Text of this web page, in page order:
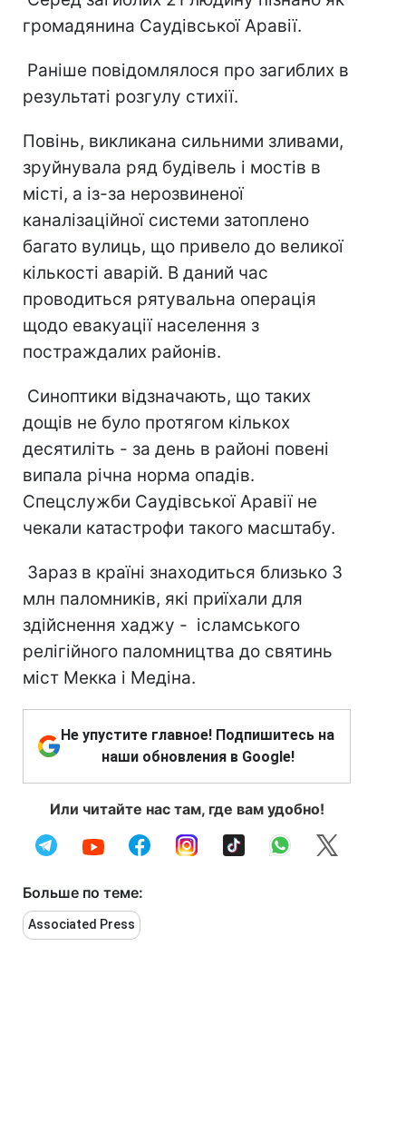
громадянина Саудівської Аравії.
Раніше повідомлялося про загиблих в
результаті розгулу стихії.
Повінь, викликана сильними зливами,
зруйнувала ряд будівель і мостів в
місті, а із-за нерозвиненої
каналізаційної системи затоплено
багато вулиць, що привело до великої
кількості аварій. В даний час
проводиться рятувальна операція
щодо евакуації населення з
постраждалих районів.
Синоптики відзначають, що таких
дощів не було протягом кількох
десятиліть - за день в районі повені
випала річна норма опадів.
Спецслужби Саудівської Аравії не
чекали катастрофи такого масштабу.
Зараз в країні знаходиться близько 3
млн паломників, які приїхали для
здійснення хаджу - ісламського
релігійного паломництва до святинь
міст Мекка і Медіна.
Не упустите главное! Подпишитесь на
наши обновления в Google!
Или читайте нас там, где вам удобно!
Больше по теме:
Associated Press